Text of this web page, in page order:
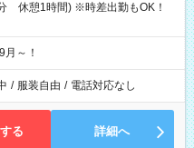
休憩1時間) ※時差出勤もOK！
～！
/ 服装自由 / 電話対応なし
る 詳細へ